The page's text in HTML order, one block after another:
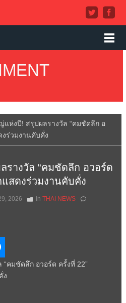
แห่งปี! สรุปผลรางวัล “คมชัดลึก อ
ร่วมงานคับคั่ง
รางวัล “คมชัดลึก อวอร์ด
สดงร่วมงานคับคั่ง
2026 in THAI NEWS
คมชัดลึก อวอร์ด ครั้งที่ 22”
ง